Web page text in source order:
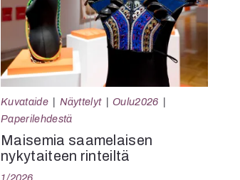
Kuvataide Näyttelyt
Oulu2026
Paperilehdestä
Maisemia saamelaisen
nykytaiteen rinteiltä
1/2026